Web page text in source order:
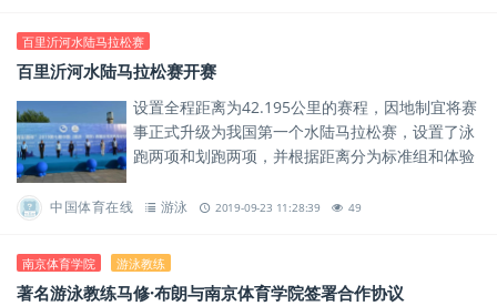
百里沂河水陆马拉松赛
百里沂河水陆马拉松赛开赛
设置全程距离为42.195公里的赛程，因地制宜将赛
事正式升级为我国第一个水陆马拉松赛，设置了泳
跑两项和划跑两项，并根据距离分为标准组和体验
中国体育在线 游泳 2019-09-23 11:28:39 49
南京体育学院 游泳教练
著名游泳教练马修·布朗与南京体育学院签署合作协议